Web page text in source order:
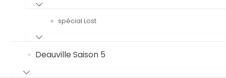
spécial Lost
Deauville Saison 5